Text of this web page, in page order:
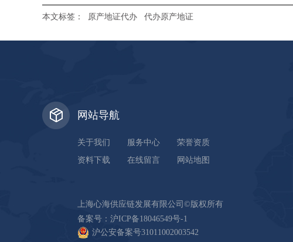
本文标签： 原产地证代办 代办原产地证
网站导航
关于我们 服务中心
荣誉资质
资料下载
在线留言 网站地图
上海心海供应链发展有限公司©版权所有
备案号： 沪ICP备18046549号-1
沪公安备案号31011002003542